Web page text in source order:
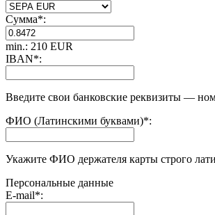
Сумма*:
min.: 210 EUR
IBAN*:
Введите свои банковские реквизиты —
ФИО (Латинскими буквами)*:
Укажите ФИО держателя карты строго
Персональные данные
E-mail*: